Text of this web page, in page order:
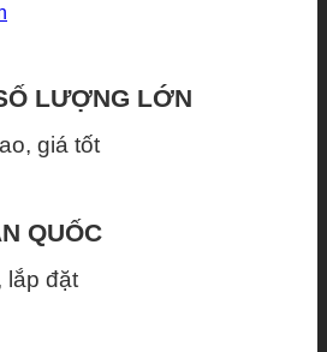
LƯỢNG LỚN
giá tốt
QUỐC
lắp đặt